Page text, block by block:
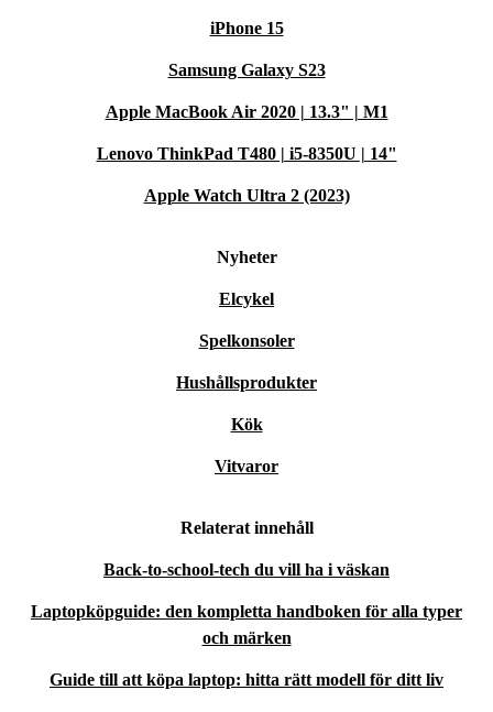
iPhone 15
Samsung Galaxy S23
Apple MacBook Air 2020 | 13.3" | M1
Lenovo ThinkPad T480 | i5-8350U | 14"
Apple Watch Ultra 2 (2023)
Nyheter
Elcykel
Spelkonsoler
Hushållsprodukter
Kök
Vitvaror
Relaterat innehåll
Back-to-school-tech du vill ha i väskan
Laptopköpguide: den kompletta handboken för alla typer
och märken
Guide till att köpa laptop: hitta rätt modell för ditt liv